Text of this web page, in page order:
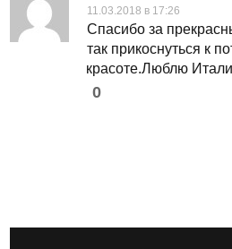
11.03.2018 в 17:26
Спасибо за
так прикоснуться к
красоте.Люблю
0